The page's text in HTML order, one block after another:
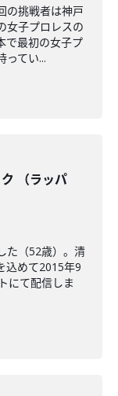
の挑戦者は神戸
女子プロレスの
で最初の女子プ
ってい...
（ラッパ
た（52歳）。清
込めて2015年9
にて配信しま